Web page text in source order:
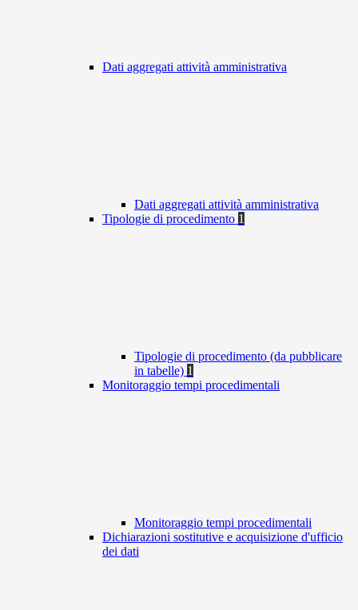
Dati aggregati attività amministrativa
Dati aggregati attività amministrativa
Tipologie di procedimento 1
Tipologie di procedimento (da pubblicare
in tabelle) 1
Monitoraggio tempi procedimentali
Monitoraggio tempi procedimentali
Dichiarazioni sostitutive e acquisizione d'ufficio
dei dati